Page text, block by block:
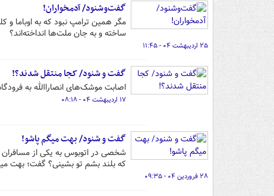
گفت‌وشنود/ آدمخواران!
مگر همین ترامپ نبود که به اوباما
ساخته و به جان ملت‌ها انداخته‌اند؟
۲۵ اردیبهشت ۰۴ - ۱۱:۴۵
گفت و شنود/ کجا منتقل شدند؟!
اصابت موشک‌های انصاراالله به
۱۷ اردیبهشت ۰۴ - ۰۸:۱۸
گفت و شنود/ بهت میگم پاشو!
شخصی در اتوبوس به یکی از مسافران
که بلند بشم تو بشینی؟ گفت؛ بهت
۲۸ فروردین ۰۴ - ۰۹:۳۵